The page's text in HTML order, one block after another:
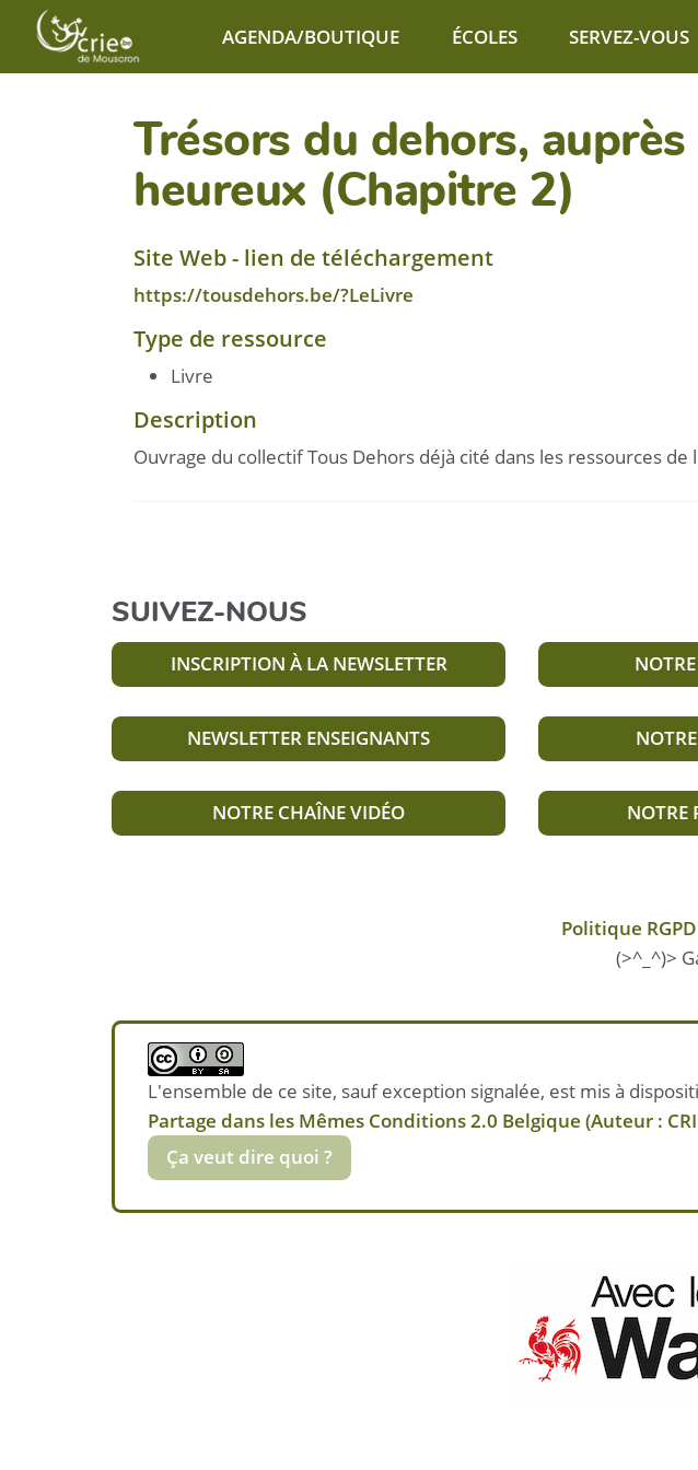
Aller au contenu principalAGENDA/BOUTIQUE ÉCOLES SERVEZ-VOUS
Trésors du dehors,
heureux (Chapitre 2)
Site Web - lien de téléchargement
https://tousdehors.be/?LeLivre
Type de ressource
Livre
Description
Ouvrage du collectif Tous Dehors déjà cité dans les ressources
SUIVEZ-NOUS
INSCRIPTION À LA NEWSLETTER
NEWSLETTER ENSEIGNANTS
NOTRE CHAÎNE VIDÉO NOTRE
Politique RGPD
(>^_^)>
L'ensemble de ce site, sauf exception signalée, est mis à
Partage dans les Mêmes Conditions 2.0 Belgique (Auteur :
Ça veut dire quoi ?